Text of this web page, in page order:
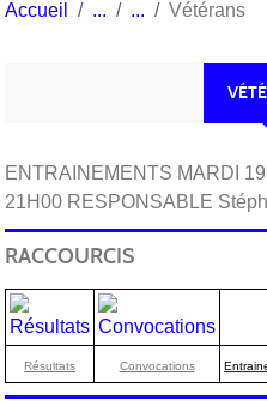
Accueil Vétérans
ENTRAINEMENTS MARDI
21H00 RESPONSABLE
RACCOURCIS
Résultats Convocations